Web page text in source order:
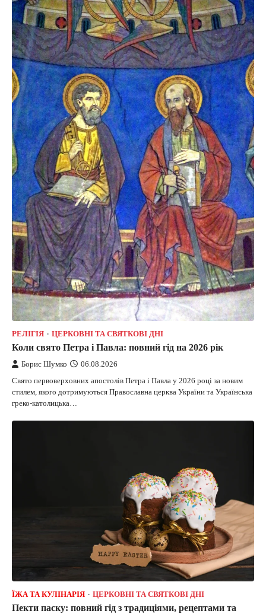
РЕЛІГІЯ ЦЕРКОВНІ ТА СВЯТКОВІ ДНІ
Коли свято Петра і Павла: повний гід на 2026 рік
Борис Шумко 06.08.2026
Свято первоверховних апостолів Петра і Павла у 2026 році за новим
стилем, якого дотримуються Православна церква України та Українська
греко-католицька…
ЇЖА ТА КУЛІНАРІЯ ЦЕРКОВНІ ТА СВЯТКОВІ ДНІ
Пекти паску: повний гід з традиціями, рецептами та